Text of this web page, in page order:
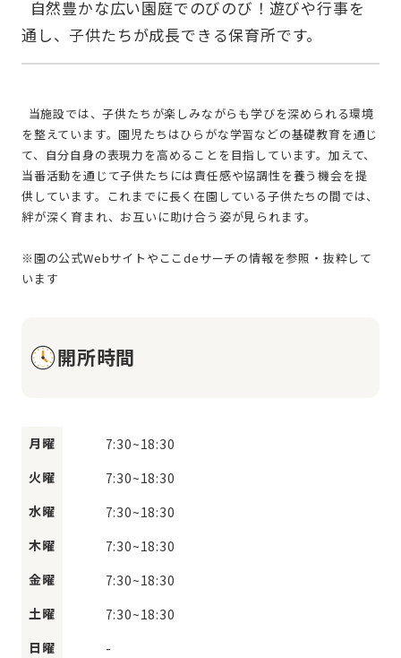
を整えています。園児たちはひらがな学習などの基礎教育を通じ
て、自分自身の表現力を高めることを目指しています。加えて、
当番活動を通じて子供たちには責任感や協調性を養う機会を提
供しています。これまでに長く在園している子供たちの間では、
絆が深く育まれ、お互いに助け合う姿が見られます。
※園の公式Webサイトやここdeサーチの情報を参照・抜粋して
開所時間
月曜 7:30~18:30
火曜
7:30~18:30
水曜
7:30~18:30
木曜
7:30~18:30
金曜
7:30~18:30
土曜
7:30~18:30
日曜
-